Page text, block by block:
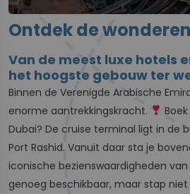
Ontdek de
Van de meest luxe hotels
het hoogste gebouw ter
Binnen de Verenigde Arabische
enorme aantrekkingskracht.
Dubai? De cruise terminal ligt in de
Port Rashid. Vanuit daar sta je
iconische bezienswaardigheden van
genoeg beschikbaar, maar stap